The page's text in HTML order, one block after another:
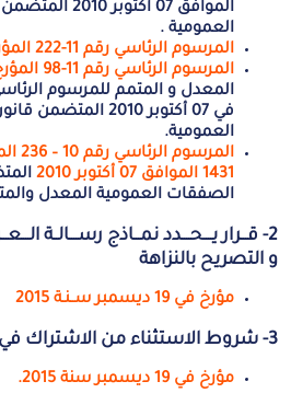
الموافق 07
العمومية .
المرسوم الرئاسي رقم 11-222 المؤرخ في 16 جوان 2011.
المرسوم الرئاسي رقم 11-98 المؤرخ في 01 مارس 2011
في 07 أكتوبر 2010
العمومية.
1431 الموافق 07 أكتوبر 2010
الصفقات العمومية المعدل
2- قـــرار يــــحــــدد نمـــاذج رســــالــة
و التصريح بالنزاهة
مؤرخ في 19 ديسمبر ســنـة 2015
3- شروط الاستثناء من الاشتراك في العقود العامة
مؤرخ في 19 ديسمبر سنة 2015.